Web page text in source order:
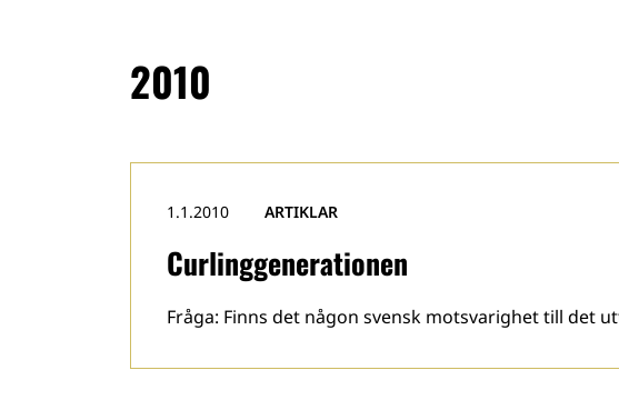
2010
Curlinggenerationen
1.1.2010 ARTIKLAR
Fråga: Finns det någon svensk motsvarighet till det